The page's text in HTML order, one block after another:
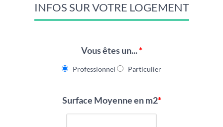
INFOS SUR VOTRE LOGEMENT
Vous êtes un...*
Professionnel Particulier
Surface Moyenne en m2*